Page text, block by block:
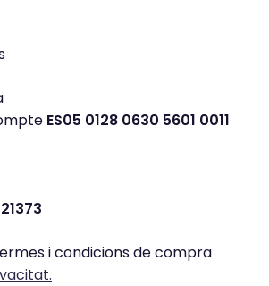
ES05 0128 0630 5601 0011
i condicions de compra